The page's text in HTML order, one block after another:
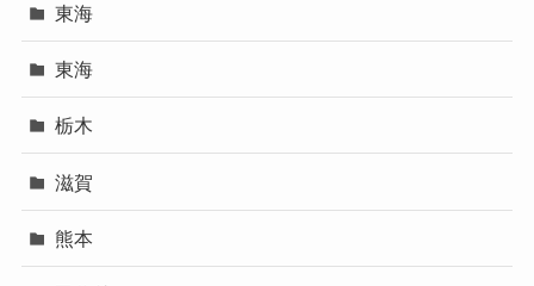
東海
東海
栃木
滋賀
熊本